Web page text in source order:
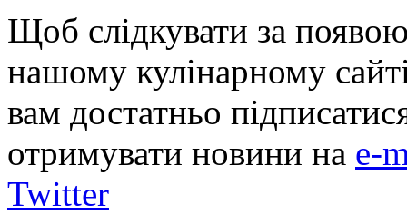
Щоб слідкувати за
нашому кулінарному
вам достатньо
отримувати новини на e-
Twitter